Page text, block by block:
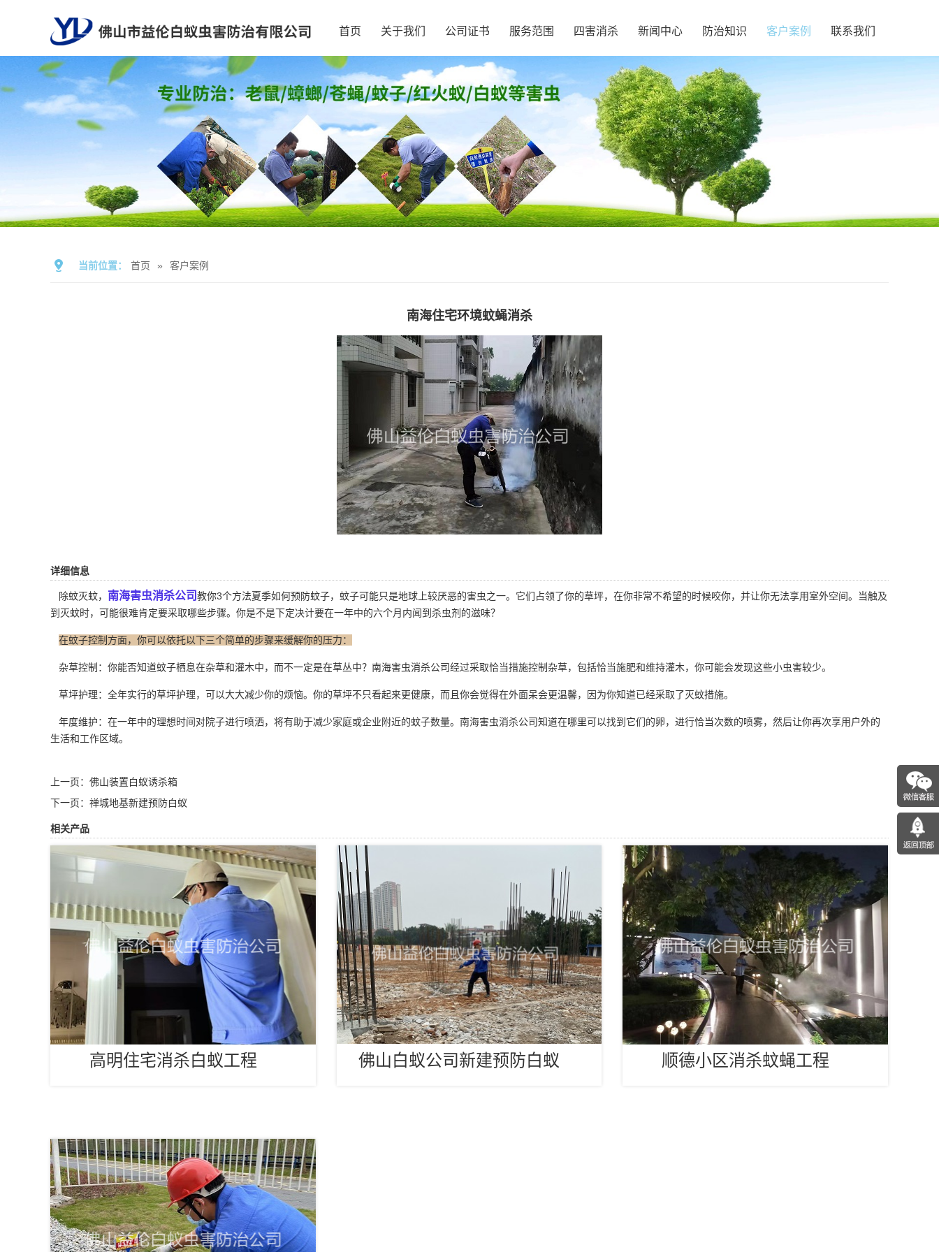
首页 关于我们 公司证书 服务范围 四害消杀 新闻中心 防治知识 客户案例 联系我们
当前位置： 首页 » 客户案例
南海住宅环境蚊蝇消杀
详细信息
除蚊灭蚊， 南海害虫消杀公司教你3个方法夏季如何预防蚊子，蚊子可能只是地球上较厌恶的害虫之一。它们占领了你的草坪，在你非常不希望的时候咬你，并让你无法享用室外空间。当触及
到灭蚊时，可能很难肯定要采取哪些步骤。你是不是下定决计要在一年中的六个月内闻到杀虫剂的滋味？
在蚊子控制方面，你可以依托以下三个简单的步骤来缓解你的压力：
杂草控制：你能否知道蚊子栖息在杂草和灌木中，而不一定是在草丛中？南海害虫消杀公司经过采取恰当措施控制杂草，包括恰当施肥和维持灌木，你可能会发现这些小虫害较少。
草坪护理：全年实行的草坪护理，可以大大减少你的烦恼。你的草坪不只看起来更健康，而且你会觉得在外面呆会更温馨，因为你知道已经采取了灭蚊措施。
年度维护：在一年中的理想时间对院子进行喷洒，将有助于减少家庭或企业附近的蚊子数量。南海害虫消杀公司知道在哪里可以找到它们的卵，进行恰当次数的喷雾，然后让你再次享用户外的
生活和工作区域。
上一页： 佛山装置白蚁诱杀箱
下一页： 禅城地基新建预防白蚁
相关产品
高明住宅消杀白蚁工程 佛山白蚁公司新建预防白蚁 顺德小区消杀蚊蝇工程